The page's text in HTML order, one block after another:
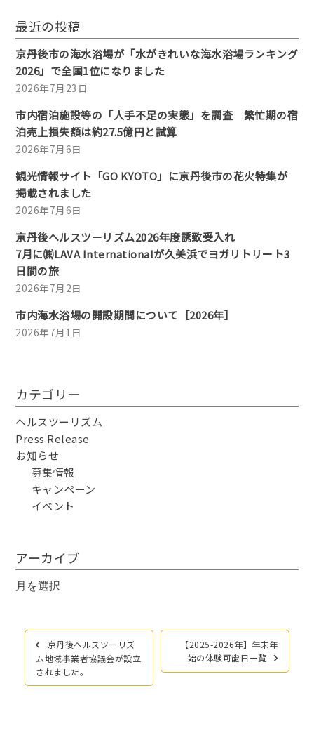
最近の投稿
京丹後市の海水浴場が「水がきれいな海水浴場ランキング
2026」で全国1位になりました
2026年7月23日
市内宿泊施設等の「人手不足の実態」を調査 繁忙期の宿
泊売上損失額は約27.5億円と試算
2026年7月6日
観光情報サイト「GO KYOTO」に京丹後市の花火特集が
掲載されました
2026年7月6日
京丹後ヘルスツーリズム2026年度誘致受入れ
7月に㈱LAVA Internationalが久美浜でヨガリトリート3
日間の旅
2026年7月2日
市内海水浴場の開設期間について［2026年］
2026年7月1日
カテゴリー
ヘルスツーリズム
Press Release
お知らせ
募集情報
キャンペーン
イベント
アーカイブ
ア
イ投
ビ
京丹後ヘルスツーリズ
ム地域事業者協議会が設立
されました。
【2025-2026年】年末年
始の体験可能日一覧